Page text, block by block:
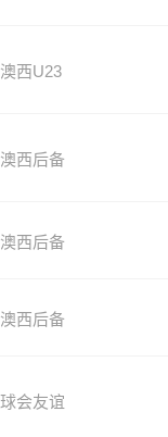
澳西U23
澳西后备
澳西后备